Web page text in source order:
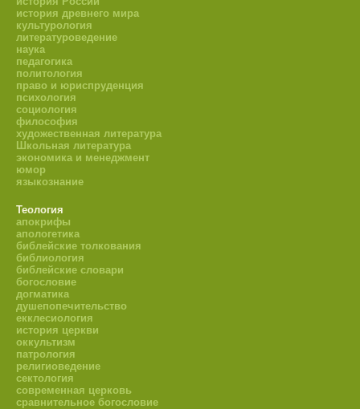
история древнего мира
культурология
литературоведение
наука
педагогика
политология
право и юриспруденция
психология
социология
философия
художественная литература
Школьная литература
экономика и менеджмент
юмор
языкознание
Теология
апокрифы
апологетика
библейские толкования
библиология
библейские словари
богословие
догматика
душепопечительство
екклесиология
история церкви
оккультизм
патрология
религиоведение
сектология
современная церковь
сравнительное богословие